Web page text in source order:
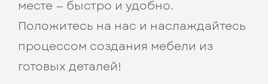
месте — быстро и удобно.
Положитесь на нас и наслаждайтесь
процессом создания мебели из
готовых деталей!